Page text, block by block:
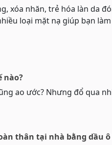
xóa nhăn, trẻ hóa làn da
loại mặt nạ giúp bạn
nào?
ao ước? Nhưng đổ qua
thân tại nhà bằng dầu